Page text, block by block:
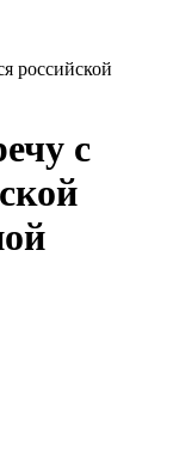
российской
с